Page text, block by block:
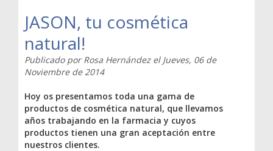
JASON, tu cosmética
natural!
Publicado porRosa Hernándezel Jueves, 06 de
Noviembre de 2014
Hoy os presentamos toda una gama de
productos de cosmética natural, que llevamos
años trabajando en la farmacia y cuyos
productos tienen una gran aceptación entre
nuestros clientes.